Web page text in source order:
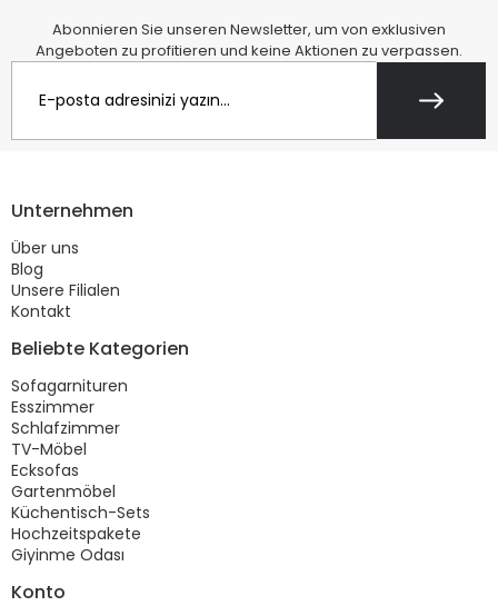
Abonnieren Sie unseren Newsletter, um von exklusiven
Angeboten zu profitieren und keine Aktionen zu verpassen.
Unternehmen
Über uns
Blog
Unsere Filialen
Kontakt
Beliebte Kategorien
Sofagarnituren
Esszimmer
Schlafzimmer
TV-Möbel
Ecksofas
Gartenmöbel
Küchentisch-Sets
Hochzeitspakete
Giyinme Odası
Konto